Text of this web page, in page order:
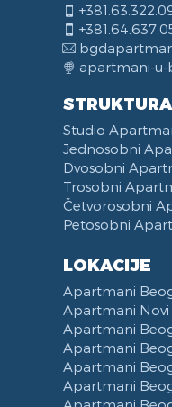
apartmani-
STRUKTURA
Studio
Jednosobni
Dvosobni
Trosobni
Četvorosobni
Petosobni
LOKACIJE
Apartmani
Apartmani
Apartmani
Apartmani
Apartmani
Apartmani